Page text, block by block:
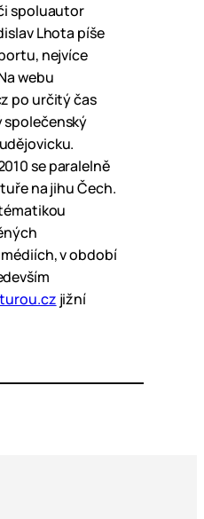
spoluautor
Lhota píše
nejvíce
webu
po určitý čas
společenský
se paralelně
na jihu Čech.
v období
jižní